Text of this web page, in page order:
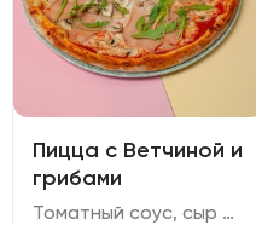
Пицца с Ветчиной и
грибами
Томатный соус, сыр моцарелла, ветчина, шампиньоны, руккола, орегано